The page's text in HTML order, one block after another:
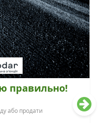
правильно!
або продати